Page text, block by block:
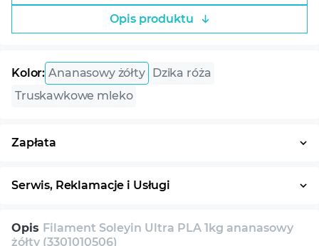
Opis produktu
Kolor: Ananasowy żółty Dzika róża
Truskawkowe mleko
Zapłata
Serwis, Reklamacje i Usługi
Konsultacja
Opis Filament Soleyin Ultra PLA 1kg ananasowy
żółty (3301010506)